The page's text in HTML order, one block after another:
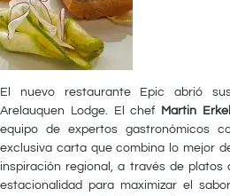
El nuevo restaurante Epic abrió
Arelauquen Lodge. El chef Martin
equipo de expertos gastronómicos
exclusiva carta que combina lo mejor
inspiración regional, a través de
estacionalidad para maximizar el